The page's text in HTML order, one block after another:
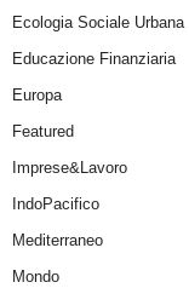
Ecologia Sociale Urbana
Educazione Finanziaria
Europa
Featured
Imprese&Lavoro
IndoPacifico
Mediterraneo
Mondo